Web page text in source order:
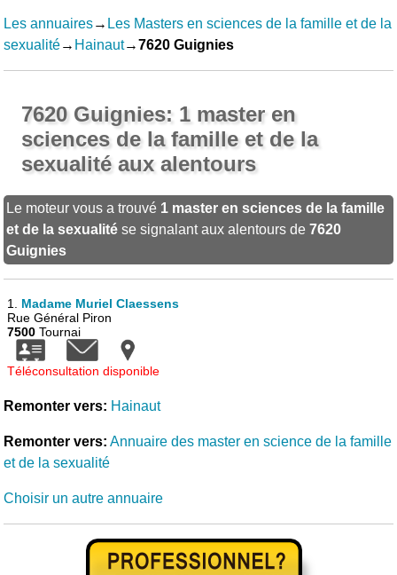
Les annuaires→ Les Masters en sciences de la famille et de la
sexualité→ Hainaut→7620 Guignies
7620 Guignies: 1 master en
sciences de la famille et de la
sexualité aux alentours
Le moteur vous a trouvé 1 master en sciences de la famille
et de la sexualité se signalant aux alentours de7620
Guignies
1. Madame Muriel Claessens
Rue Général Piron
7500 Tournai
Téléconsultation disponible
Remonter vers: Hainaut
Remonter vers: Annuaire des master en science de la famille
et de la sexualité
Choisir un autre annuaire